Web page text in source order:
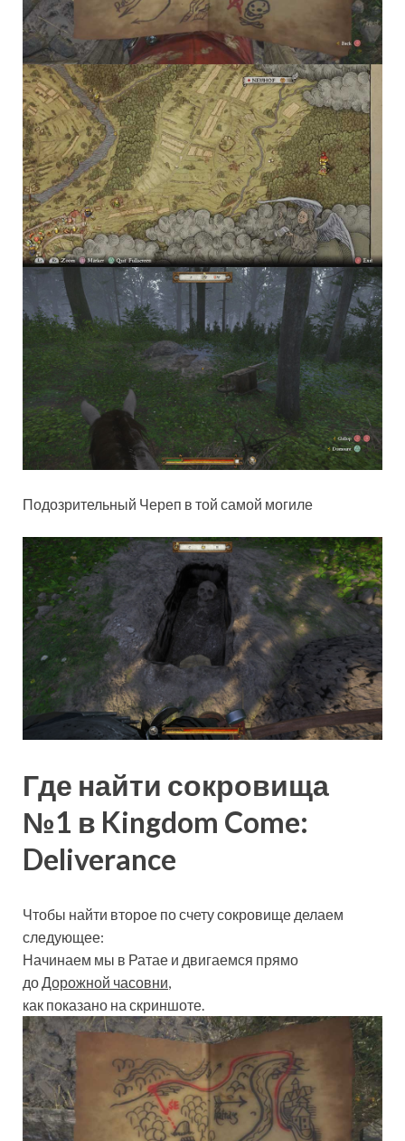
Подозрительный Череп в той самой могиле
Где найти сокровища
№1 в Kingdom Come:
Deliverance
Чтобы найти второе по счету сокровище делаем
следующее:
Начинаем мы в Ратае и двигаемся прямо
доДорожной часовни,
как показано на скриншоте.